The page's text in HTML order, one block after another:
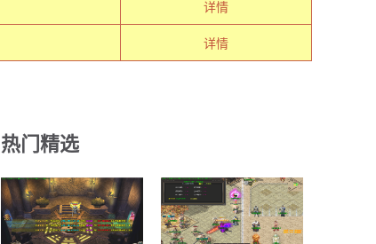
详情
详情
热门精选